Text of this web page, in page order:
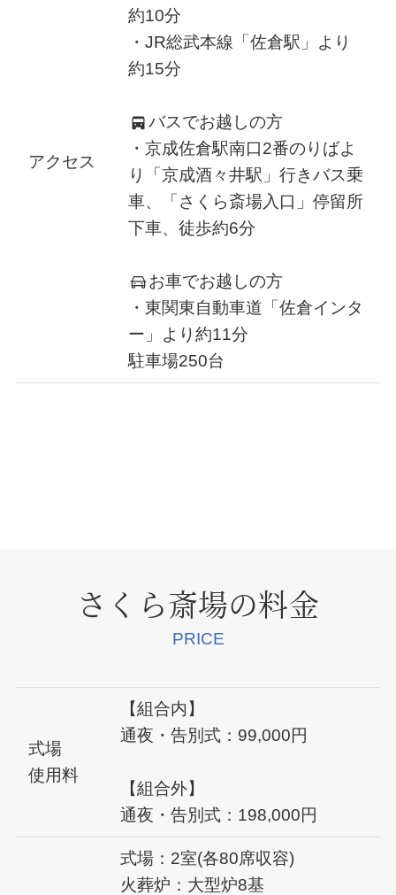
アクセス
約10分
・JR総武本線「佐倉駅」より
約15分
バスでお越しの方
・京成佐倉駅南口2番のりばよ
り「京成酒々井駅」行きバス乗
車、「さくら斎場入口」停留所
下車、徒歩約6分
お車でお越しの方
・東関東自動車道「佐倉インタ
ー」より約11分
駐車場250台
さくら斎場の料金
PRICE
式場
使用料
【組合内】
通夜・告別式：99,000円
【組合外】
通夜・告別式：198,000円
式場：2室(各80席収容)
火葬炉：大型炉8基